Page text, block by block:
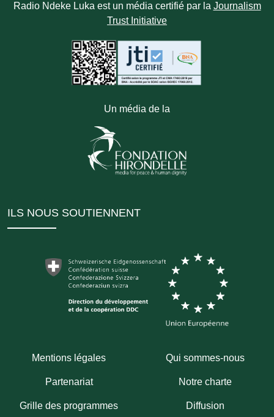
Radio Ndeke Luka est un média certifié par la Journalism
Trust Initiative
Un média de la
ILS NOUS SOUTIENNENT
Mentions légales Qui sommes-nous
Partenariat Notre charte
Grille des programmes Diffusion